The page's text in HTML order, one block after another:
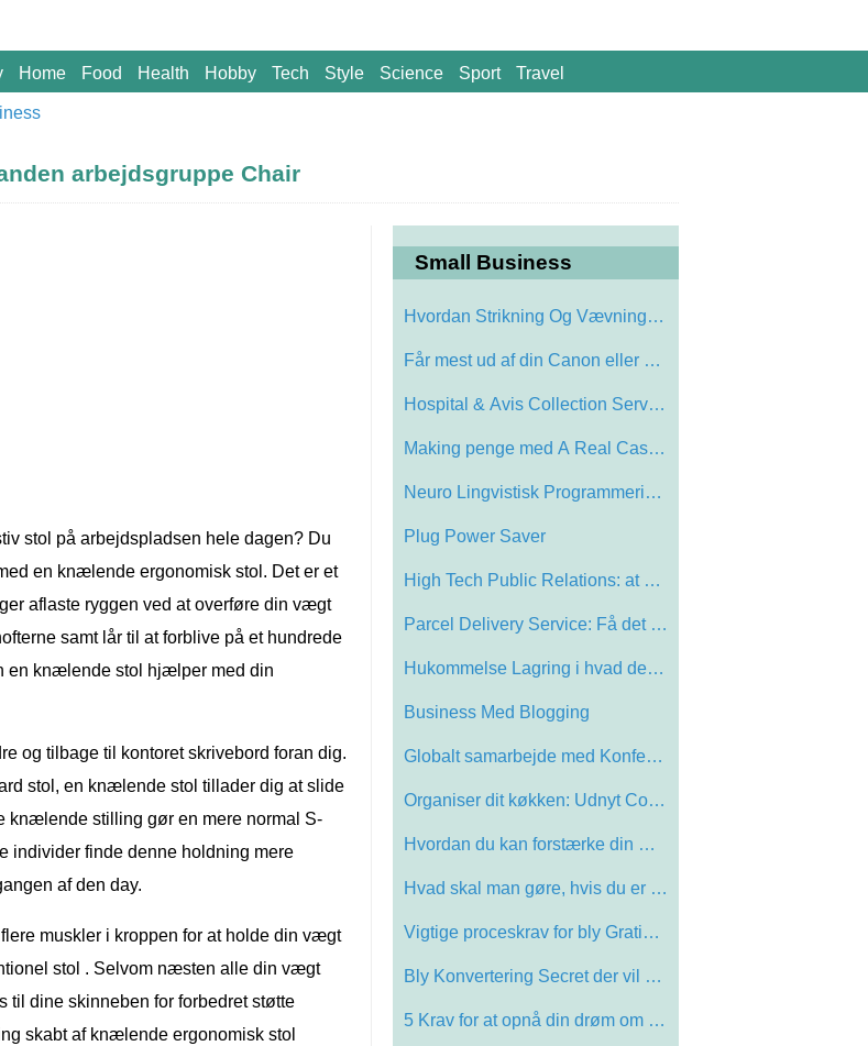
Home Food Health Hobby Tech Style Science Sport Travel
arbejdsgruppe Chair
stol på arbejdspladsen hele dagen? Du
en knælende ergonomisk stol. Det er et
aflaste ryggen ved at overføre din vægt
samt lår til at forblive på et hundrede
en knælende stol hjælper med din
og tilbage til kontoret skrivebord foran dig.
stol, en knælende stol tillader dig at slide
knælende stilling gør en mere normal S-
individer finde denne holdning mere
af ​​den day.
muskler i kroppen for at holde din vægt
stol . Selvom næsten alle din vægt
dine skinneben for forbedret støtte
skabt af knælende ergonomisk stol
Small Business
Hvordan Strikning Og Vævning Historie h…
Får mest ud af din Canon eller HP Print…
Hospital & Avis Collection Services
Making penge med A Real Cash Gifting Bus…
Neuro Lingvistisk Programmering Uddannel…
Plug Power Saver
High Tech Public Relations: at engagere …
Parcel Delivery Service: Få det bedste …
Hukommelse Lagring i hvad der nu en digi…
Business Med Blogging
Globalt samarbejde med Konferenceopkald …
Organiser dit køkken: Udnyt Countertop …
Hvordan du kan forstærke din marmor pej…
Hvad skal man gøre, hvis du er skruet n…
Vigtige proceskrav for bly Gratis Wave S…
Bly Konvertering Secret der vil ændre d…
5 Krav for at opnå din drøm om at arbe…